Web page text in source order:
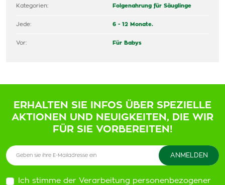
Kategorien: Folgenahrung für Säuglinge
Jede: 6 - 12 Monate.
Vor: Für Babys
ERHALTEN SIE INFOS ÜBER SPEZIELLE
AKTIONEN UND NEUIGKEITEN, DIE WIR
FÜR SIE VORBEREITEN!
Ich stimme der Verarbeitung personenbezogener